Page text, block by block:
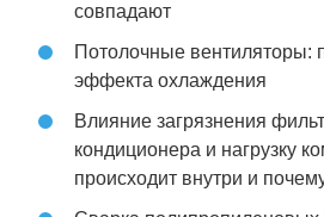
совпадают
Потолочные вентиляторы:
эффекта охлаждения
Влияние загрязнения
кондиционера и нагрузку
происходит внутри и